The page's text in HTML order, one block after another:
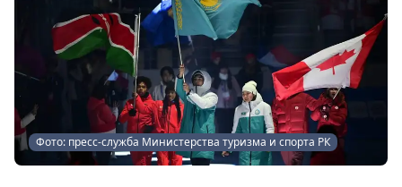
Фото: пресс-служба Министерства туризма и спорта РК